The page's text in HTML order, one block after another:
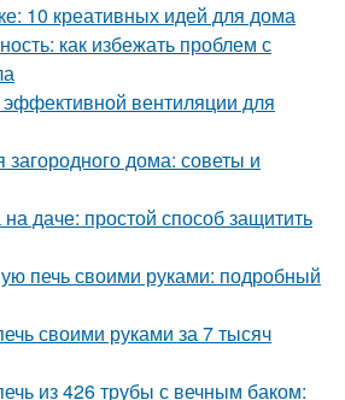
10 креативных идей для дома
как избежать проблем с
вентиляции для
дома: советы и
даче: простой способ защитить
печь своими руками: подробный
своими руками за 7 тысяч
из 426 трубы с вечным баком: